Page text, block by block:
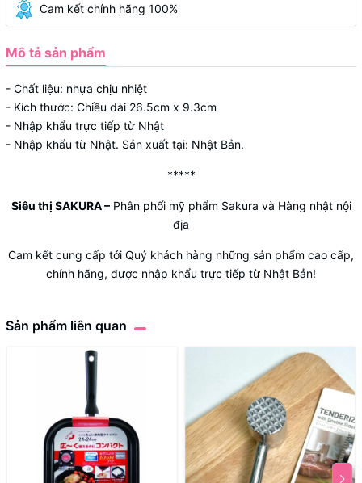
Cam kết chính hãng 100%
Mô tả sản phẩm
- Chất liệu: nhựa chịu nhiệt
- Kích thước: Chiều dài 26.5cm x 9.3cm
- Nhập khẩu trực tiếp từ Nhật
- Nhập khẩu từ Nhật. Sản xuất tại: Nhật Bản.
*****
Siêu thị SAKURA –Phân phối mỹ phẩm Sakura và Hàng nhật nội
địa
Cam kết cung cấp tới Quý khách hàng những sản phẩm cao cấp,
chính hãng, được nhập khẩu trực tiếp từ Nhật Bản!
Sản phẩm liên quan